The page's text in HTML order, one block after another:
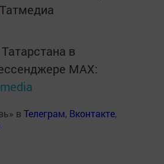
Татмедиа
в
MАХ:
в Телеграм, Вконтакте,